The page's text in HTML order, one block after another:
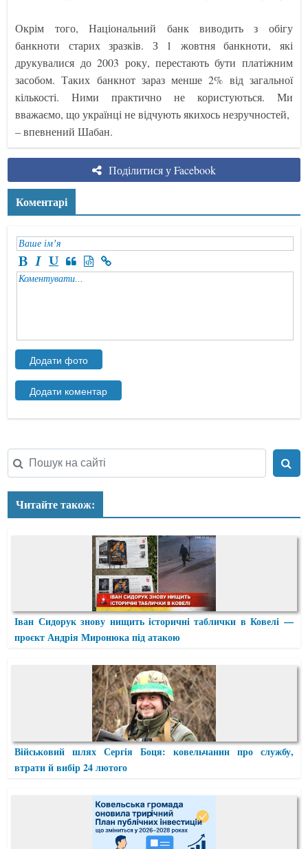
Окрім того, Національний банк виводить з обігу
банкноти старих зразків. З 1 жовтня банкноти, які
друкувалися до 2003 року, перестають бути платіжним
засобом. Таких банкнот зараз менше 2% від загальної
кількості. Ними практично не користуються. Ми
вважаємо, що українці не відчують якихось незручностей,
– впевнений Шабан.
Поділитися у Facebook
Коментарі
Читайте також:
Іван Сидорук знову нищить історичні таблички в Ковелі —
проєкт Андрія Миронюка під атакою
Військовий шлях Сергія Боця: ковельчанин про службу,
втрати й вибір 24 лютого